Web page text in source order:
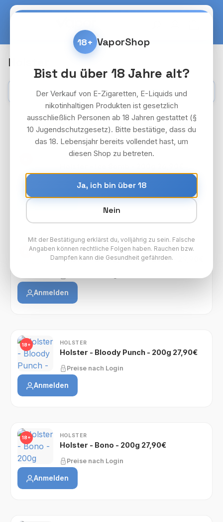
Zum Hauptinhalt springen
Holster
Kategorien Filter
HOLSTER
Preise nach Login
Anmelden
18+ HOLSTER
Holster - Bloody Punch - 200g - 29,90€
Anmelden
18+ HOLSTER
Holster - Bloody Punch - 200g 27,90€
Preise nach Login
Anmelden
18+ HOLSTER
Holster - Bono - 200g 27,90€
Preise nach Login
Anmelden
18+ VaporShop
Bist du über 18 Jahre alt?
Der Verkauf von E-Zigaretten, E-Liquids und
nikotinhaltigen Produkten ist gesetzlich
ausschließlich Personen ab 18 Jahren gestattet (§
10 Jugendschutzgesetz). Bitte bestätige, dass du
das 18. Lebensjahr bereits vollendet hast, um
diesen Shop zu betreten.
Ja, ich bin über 18
Nein
Mit der Bestätigung erklärst du, volljährig zu sein. Falsche
Angaben können rechtliche Folgen haben. Rauchen bzw.
Dampfen kann die Gesundheit gefährden.